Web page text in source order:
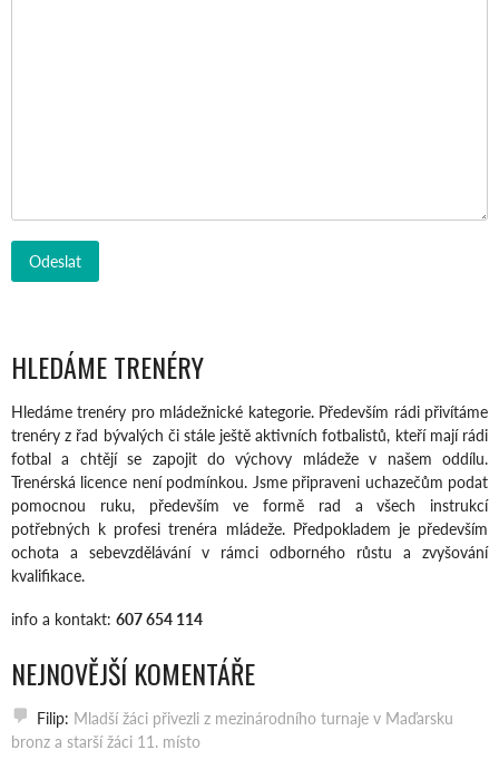
HLEDÁME TRENÉRY
Hledáme trenéry pro mládežnické kategorie. Především rádi přivítáme
trenéry z řad bývalých či stále ještě aktivních fotbalistů, kteří mají rádi
fotbal a chtějí se zapojit do výchovy mládeže v našem oddílu.
Trenérská licence není podmínkou. Jsme připraveni uchazečům podat
pomocnou ruku, především ve formě rad a všech instrukcí
potřebných k profesi trenéra mládeže. Předpokladem je především
ochota a sebevzdělávání v rámci odborného růstu a zvyšování
kvalifikace.
info a kontakt: 607 654 114
NEJNOVĚJŠÍ KOMENTÁŘE
Filip: Mladší žáci přivezli z mezinárodního turnaje v Maďarsku
bronz a starší žáci 11. místo